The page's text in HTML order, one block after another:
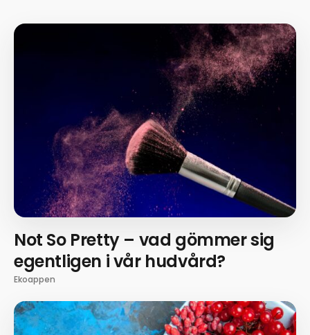
Not So Pretty – vad gömmer sig
egentligen i vår hudvård?
Ekoappen